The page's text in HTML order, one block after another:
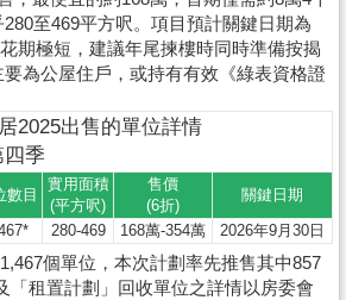
至469平方呎。項目預計關鍵日期為
期極短，建議年尾揀樓時同時準備按揭
為公屋住戶，或持有有效《綠表資格證
2025出售的單位詳情
四季
數目
實用面積
(平方呎)
售價
(6折)
關鍵日期
280-469 168萬-354萬 2026年9月30日
個單位，本次計劃率先推售其中857
「租置計劃」回收單位之詳情以房委會